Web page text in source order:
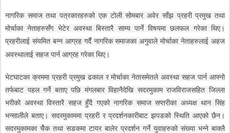
नागरिक समाज तथा पत्रकारहरुको एक टोली सोमबार अवेर साँझ प्रहरी प्रमुख तथा
मोर्चाका नेताहरुसँग भेटेर अवस्था बिस्तारै साम्य पार्ने विषयमा छलफल गरेका थिए।
प्रहरीलाई संयमित बन्न आग्रह गर्दै नागरिक समाजका अगुवाले मोर्चाका नेताहरुलाई अहज
अवस्थालाई सहज पार्न आग्रह गरेका थिए।
भेटघाटका क्रममा प्रहरी प्रमुख ढकाल र मोर्चाका नेतासमेतले अवस्था सहज पार्न आफ्नो
तर्फबाट पहल गर्ने बताए पछि मंगलबार विहानैदेखि सदरमुकाम राजविराजसहित जिल्ला
भरीको अवस्था विस्तारै सहज हुँदै गएको नागरिक समाज सप्तरीका अध्यक्ष थान सिंह
भन्सालीले बताए। सदरमुकाममा प्रहरी र प्रदर्शनकारीबाट झपडको स्थिति आएको छैन।
सदरमुकामका चेैक तथा सडकमा टायर बालेर प्रदर्शन गर्ने युवाहरुको संख्या भन्ने बाक्लै